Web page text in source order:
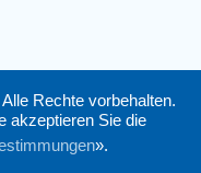
Rechte vorbehalten.
akzeptieren Sie die
».